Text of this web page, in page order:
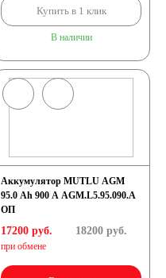
Купить в 1 клик
В наличии
Аккумулятор MUTLU AGM
95.0 Ah 900 A AGM.L5.95.090.A
ОП
17200 руб.
при обмене
18200руб.